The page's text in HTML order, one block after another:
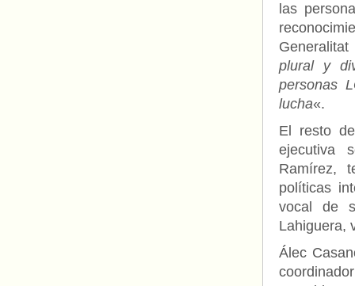
las
plural y
personas
lucha«.
El resto
ejecutiva
Ramírez,
políticas
vocal de
Lahiguera,
Álec